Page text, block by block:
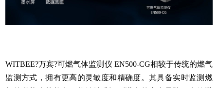
WITBEE?万宾?可燃气体监测仪 EN500-CG相较于传统的燃气
监测方式，拥有更高的灵敏度和精确度。其具备实时监测燃